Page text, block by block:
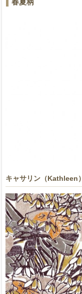
春夏柄
キャサリン（Kathleen）